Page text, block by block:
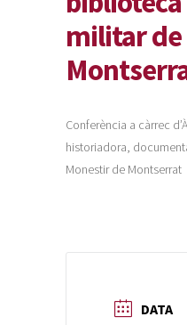
militar de
Conferència a càrrec
historiadora,
Monestir de Montserrat
DATA